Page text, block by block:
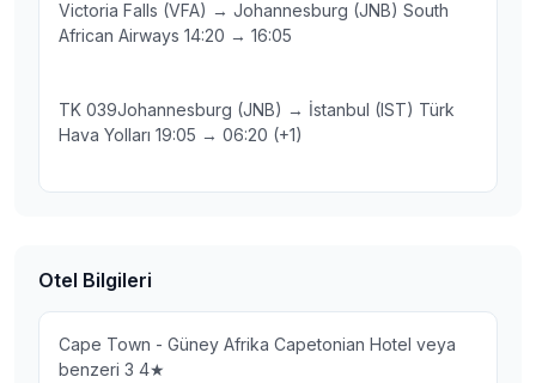
Victoria Falls (VFA) → Johannesburg (JNB) South
African Airways 14:20 → 16:05
TK 039Johannesburg (JNB) → İstanbul (IST) Türk
Hava Yolları 19:05 → 06:20 (+1)
Otel Bilgileri
Cape Town - Güney Afrika Capetonian Hotel veya
benzeri 3 4★